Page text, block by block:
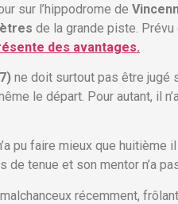
sur l’hippodrome de
de la grande piste.
des avantages.
ne doit surtout pas être jugé
le départ. Pour autant, il
pu faire mieux que huitième
de tenue et son mentor n’a
récemment,